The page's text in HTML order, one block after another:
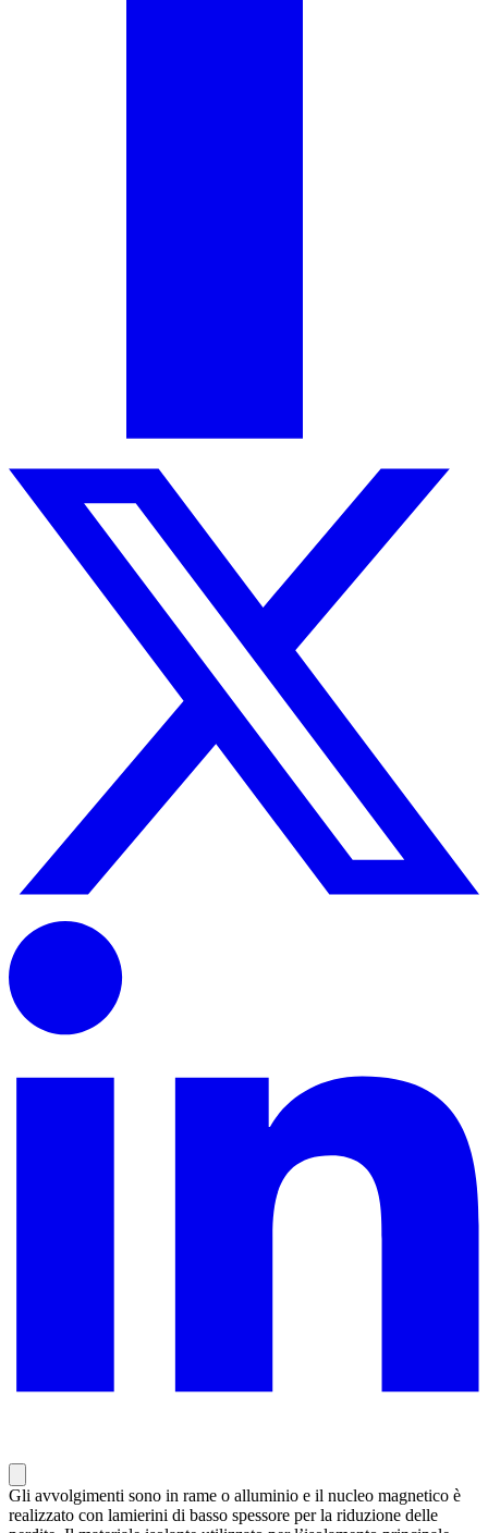
Gli avvolgimenti sono in rame o alluminio e il nucleo magnetico è
realizzato con lamierini di basso spessore per la riduzione delle